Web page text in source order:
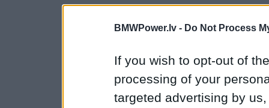
BMWPower.lv - Do Not Process
If you wish to opt-out of
processing of your
targeted advertising by